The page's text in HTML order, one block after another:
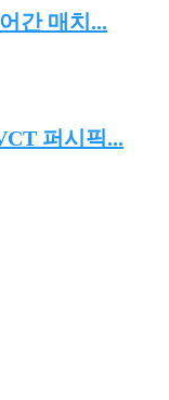
간 매치...
퍼시픽...